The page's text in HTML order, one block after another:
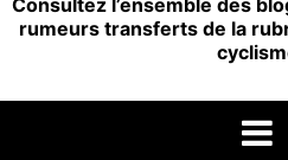
Consultez l’ensemble des
rumeurs transferts de la